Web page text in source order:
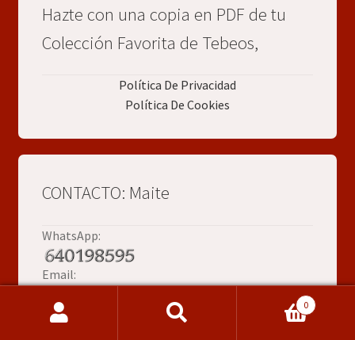
Hazte con una copia en PDF de tu
Colección Favorita de Tebeos,
Política De Privacidad
Política De Cookies
CONTACTO: Maite
WhatsApp:
Email:
0